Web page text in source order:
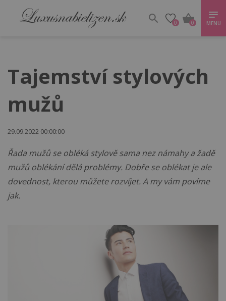
0 0 MENU
Tajemství stylových
mužů
29.09.2022 00:00:00
Řada mužů se obléká stylově sama nez námahy a žadě
mužů oblékání dělá problémy. Dobře se oblékat je ale
dovednost, kterou můžete rozvíjet. A my vám povíme
jak.